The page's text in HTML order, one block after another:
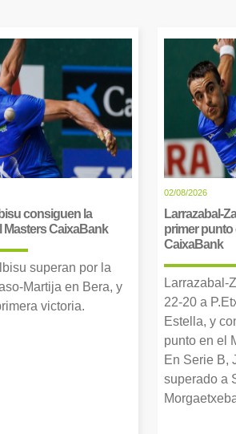
consiguen la
Masters CaixaBank
superan por la
Martija en Bera, y
victoria.
02/08/2026
Larrazabal-
primer punto
CaixaBank
Larrazabal-
22-20 a
Estella, y
punto en el
En Serie B,
superado a